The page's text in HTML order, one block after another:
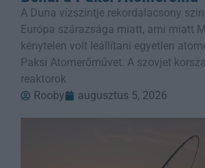
A Duna vízszintje rekordalacsony
Európa szárazsága miatt, ami miatt
kénytelen volt leállítani egyetlen
Paksi Atomerőművet. A szovjet
reaktorok
Rooby
augusztus 5, 2026